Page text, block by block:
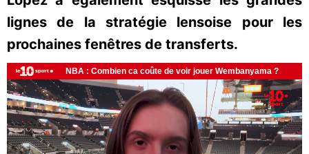
lignes de la stratégie lensoise pour les
prochaines fenêtres de transferts.